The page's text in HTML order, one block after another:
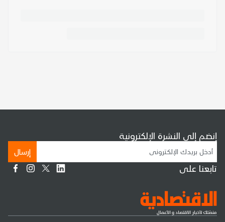
إنضم إلى النشرة الإلكترونية
إرسال
تابعنا على